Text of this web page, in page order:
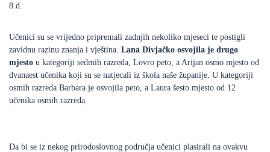
8.d.
Učenici su se vrijedno pripremali zadnjih nekoliko mjeseci te postigli
zavidnu razinu znanja i vještina. Lana Divjačko osvojila je drugo
mjesto u kategoriji sedmih razreda, Lovro peto, a Arijan osmo mjesto od
dvanaest učenika koji su se natjecali iz škola naše županije. U kategoriji
osmih razreda Barbara je osvojila peto, a Laura šesto mjesto od 12
učenika osmih razreda.
Da bi se iz nekog prirodoslovnog područja učenici plasirali na ovakvu